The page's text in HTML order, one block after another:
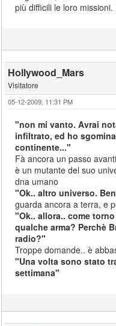
più difficili le loro
Hollywood_Mars
Visitatore
05-12-2009, 11:31 PM
"non mi vanto. Avrai
infiltrato, ed ho
continente..."
Fà ancora un passo
è un mutante del suo
dna umano
"Ok.. altro universo.
guarda ancora a terra, e
"Ok.. allora.. come
qualche arma? Perchè
radio?"
Troppe domande.. è
"Una volta sono stato
settimana"